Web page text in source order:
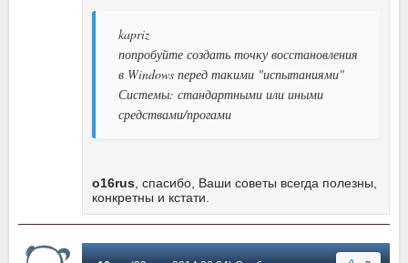
kapriz
попробуйте создать точку восстановления
в Windows перед такими "испытаниями"
Системы: стандартными или иными
средствами/прогами
o16rus , спасибо, Ваши советы всегда полезны,
конкретны и кстати.